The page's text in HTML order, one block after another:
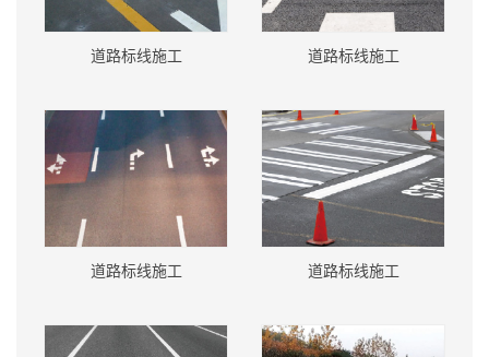
道路标线施工 道路标线施工
道路标线施工 道路标线施工